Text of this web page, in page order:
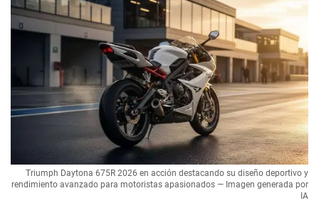
Triumph Daytona 675R 2026 en acción destacando su diseño deportivo y
rendimiento avanzado para motoristas apasionados — Imagen generada por
IA